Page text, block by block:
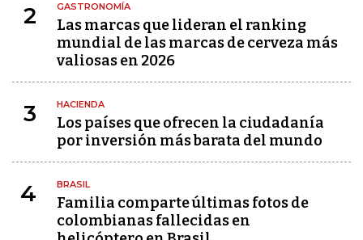
2 GASTRONOMÍA
Las marcas que lideran el ranking
mundial de las marcas de cerveza más
valiosas en 2026
3 HACIENDA
Los países que ofrecen la ciudadanía
por inversión más barata del mundo
4 BRASIL
Familia comparte últimas fotos de
colombianas fallecidas en